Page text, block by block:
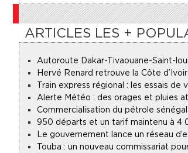
ARTICLES LES +
Autoroute Dakar-Tivaouane-Saint-
Hervé Renard retrouve la Côte
Train express régional : les essais de
Alerte Météo : des orages et pluies
Commercialisation du pétrole
950 départs et un tarif maintenu à 4
Le gouvernement lance un réseau
Touba : un nouveau commissariat